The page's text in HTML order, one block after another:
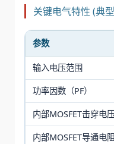
关键电气特性 (典
参数
输入电压范围
功率因数（PF）
内部MOSFET击穿电
内部MOSFET导通电阻